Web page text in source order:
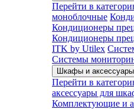
Перейти в
моноблочные
Кондиционеры
Кондиционеры
ITK by Utilex
Системы
Шкафы и
Перейти в
аксессуары для
Комплектующие и